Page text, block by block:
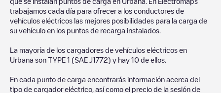
trabajamos cada día para ofrecer a los conductores de
vehículos eléctricos las mejores posibilidades para la carga de
su vehículo en los puntos de recarga instalados.
La mayoría de los cargadores de vehículos eléctricos en
Urbana son TYPE 1 (SAE J1772) y hay 10 de ellos.
En cada punto de carga encontrarás información acerca del
tipo de cargador eléctrico, así como el precio de la sesión de